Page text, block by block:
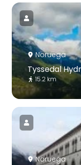
Noruega
Tyssedal
15.2 km
Noruega